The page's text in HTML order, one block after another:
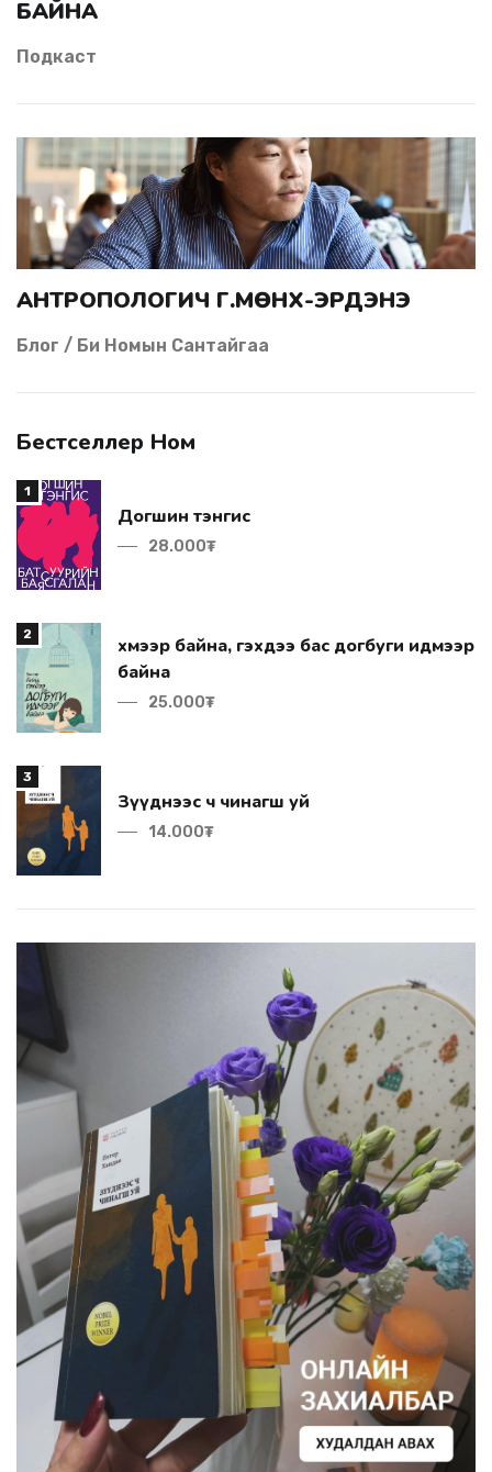
БАЙНА
Подкаст
АНТРОПОЛОГИЧ Г.МӨНХ-ЭРДЭНЭ
Блог / Би Номын Сантайгаа
Бестселлер Ном
1
Догшин тэнгис
28.000₮
2
байна
25.000₮
3
Зүүднээс ч чинагш уй
14.000₮